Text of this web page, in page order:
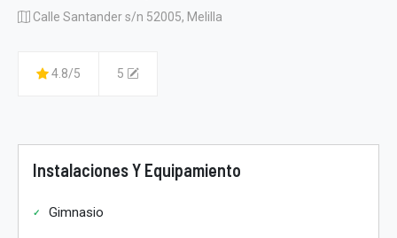
Calle Santander s/n 52005, Melilla
4.8/5 5
Instalaciones Y Equipamiento
Gimnasio